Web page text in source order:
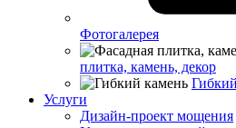
Фотогалерея
плитка, камень, декор
Услуги
Дизайн-проект мощения